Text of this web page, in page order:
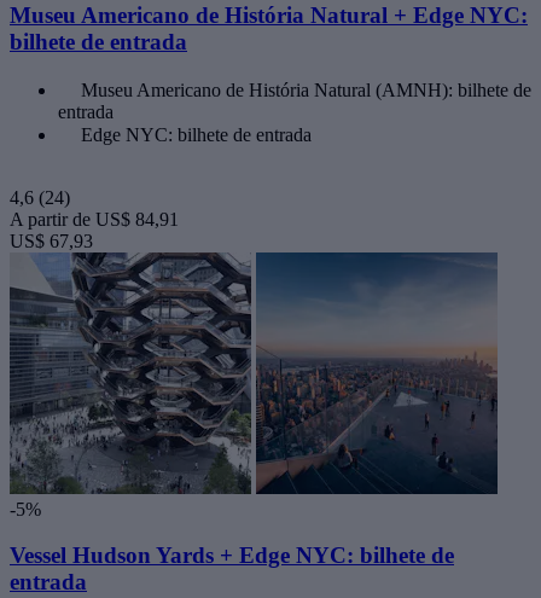
Museu Americano de História Natural + Edge NYC:
bilhete de entrada
Museu Americano de História Natural (AMNH): bilhete de
entrada
Edge NYC: bilhete de entrada
4,6 (24)
A partir de US$ 84,91
US$ 67,93
-5%
Vessel Hudson Yards + Edge NYC: bilhete de
entrada